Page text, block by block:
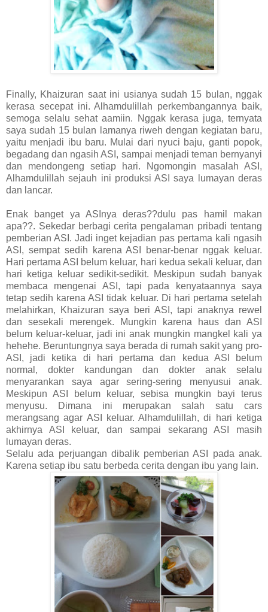
Finally, Khaizuran saat ini usianya sudah 15 bulan, nggak
kerasa secepat ini. Alhamdulillah perkembangannya baik,
semoga selalu sehat aamiin. Nggak kerasa juga, ternyata
saya sudah 15 bulan lamanya riweh dengan kegiatan baru,
yaitu menjadi ibu baru. Mulai dari nyuci baju, ganti popok,
begadang dan ngasih ASI, sampai menjadi teman bernyanyi
dan mendongeng setiap hari. Ngomongin masalah ASI,
Alhamdulillah sejauh ini produksi ASI saya lumayan deras
dan lancar.
Enak banget ya ASInya deras??dulu pas hamil makan
apa??. Sekedar berbagi cerita pengalaman pribadi tentang
pemberian ASI. Jadi inget kejadian pas pertama kali ngasih
ASI, sempat sedih karena ASI benar-benar nggak keluar.
Hari pertama ASI belum keluar, hari kedua sekali keluar, dan
hari ketiga keluar sedikit-sedikit. Meskipun sudah banyak
membaca mengenai ASI, tapi pada kenyataannya saya
tetap sedih karena ASI tidak keluar. Di hari pertama setelah
melahirkan, Khaizuran saya beri ASI, tapi anaknya rewel
dan sesekali merengek. Mungkin karena haus dan ASI
belum keluar-keluar, jadi ini anak mungkin mangkel kali ya
hehehe. Beruntungnya saya berada di rumah sakit yang pro-
ASI, jadi ketika di hari pertama dan kedua ASI belum
normal, dokter kandungan dan dokter anak selalu
menyarankan saya agar sering-sering menyusui anak.
Meskipun ASI belum keluar, sebisa mungkin bayi terus
menyusu. Dimana ini merupakan salah satu cars
merangsang agar ASI keluar. Alhamdulillah, di hari ketiga
akhirnya ASI keluar, dan sampai sekarang ASI masih
lumayan deras.
Selalu ada perjuangan dibalik pemberian ASI pada anak.
Karena setiap ibu satu berbeda cerita dengan ibu yang lain.